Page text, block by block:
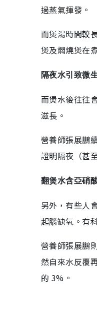
過蒸氣揮發。
而煲湯時間較
煲及燜燒煲在
隔夜水引致微
而煲水後往往
滋長。
營養師張展鵬
證明隔夜（甚
翻煲水含亞硝
另外，有些人
起腦缺氧。有
營養師張展鵬
然自來水反覆
的 3%。